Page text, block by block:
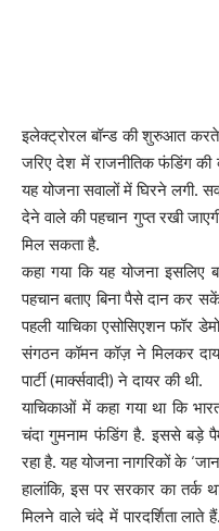
इलेक्ट्रोरल बॉन्ड की शुरुआत
जरिए देश में राजनीतिक फंडिंग
यह योजना सवालों में घिरने लगी.
देने वाले की पहचान गुप्त रखी
मिल सकता है.
कहा गया कि यह योजना इसलिए
पहचान बताए बिना पैसे दान कर
पहली याचिका एसोसिएशन फॉर
संगठन कॉमन कॉज़ ने मिलकर
पार्टी (मार्क्सवादी) ने दायर की थी.
याचिकाओं में कहा गया था कि
चंदा गुमनाम फंडिंग है. इससे बड़े
रहा है. यह योजना नागरिकों के
हालांकि, इस पर सरकार का तर्क
मिलने वाले चंदे में पारदर्शिता